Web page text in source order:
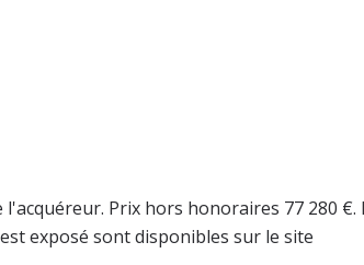
Prix hors honoraires 77 280 €.
exposé sont disponibles sur le site